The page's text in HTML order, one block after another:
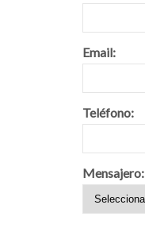
Email:
Teléfono:
Mensajero: